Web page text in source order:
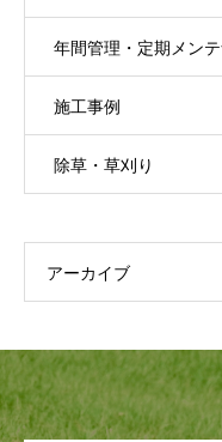
年間管理・定期メン
施工事例
除草・草刈り
アーカイブ